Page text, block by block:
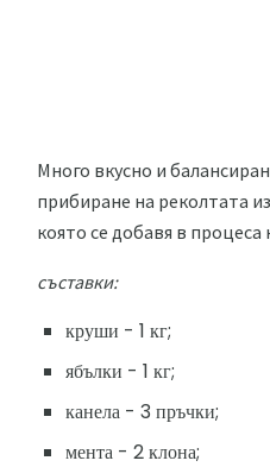
Много вкусно и
прибиране на реколтата
която се добавя в
съставки:
круши - 1 кг;
ябълки - 1 кг;
канела - 3 пръчки;
мента - 2 клона;